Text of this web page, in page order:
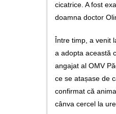
cicatrice. A fost
doamna doctor
Între timp, a venit
a adopta această
angajat al OMV
ce se atașase de
confirmat că
cânva cercel la